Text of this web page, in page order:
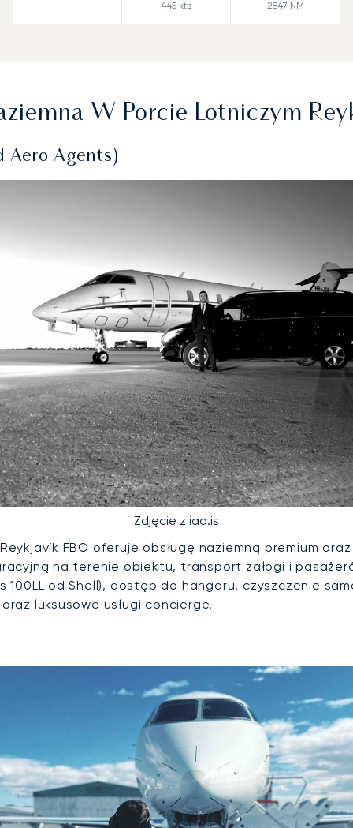
445kts 2847 NM
W Porcie Lotniczym
Aero Agents)
Zdjęcie z iaa.is
FBO oferuje obsługę naziemną premium
na terenie obiektu, transport załogi i
100LL od Shell), dostęp do hangaru, czyszczenie
luksusowe usługi concierge.